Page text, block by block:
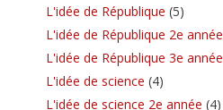
L'idée de République (5)
L'idée de République 2e année
L'idée de République 3e année
L'idée de science (4)
L'idée de science 2e année (4)